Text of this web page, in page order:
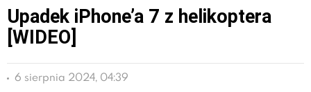
Upadek iPhone’a 7 z helikoptera
[WIDEO]
6 sierpnia 2024, 04:39